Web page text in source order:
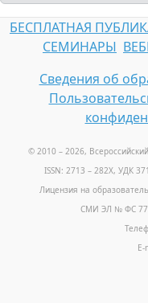
БЕСПЛАТНАЯ
СЕМИНАРЫ
Сведения об
© 2010 – 2026,
ISSN: 2713 – 282X, УДК
Лицензия на
СМИ ЭЛ № ФС 77